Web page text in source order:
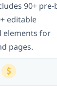
90+
editable
elements for
pages.